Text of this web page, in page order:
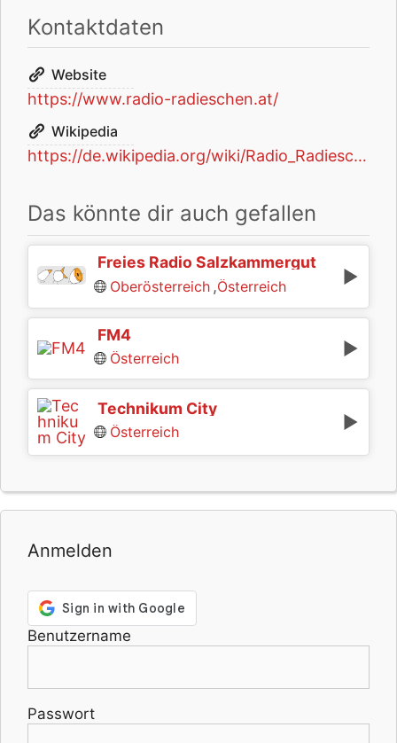
Kontaktdaten
Website
https://www.radio-radieschen.at/
Wikipedia
https://de.wikipedia.org/wiki/Radio_Radieschen
Das könnte dir auch gefallen
Freies Radio Salzkammergut
Oberösterreich ,Österreich
FM4
Österreich
Technikum City
Österreich
Anmelden
Benutzername
Passwort